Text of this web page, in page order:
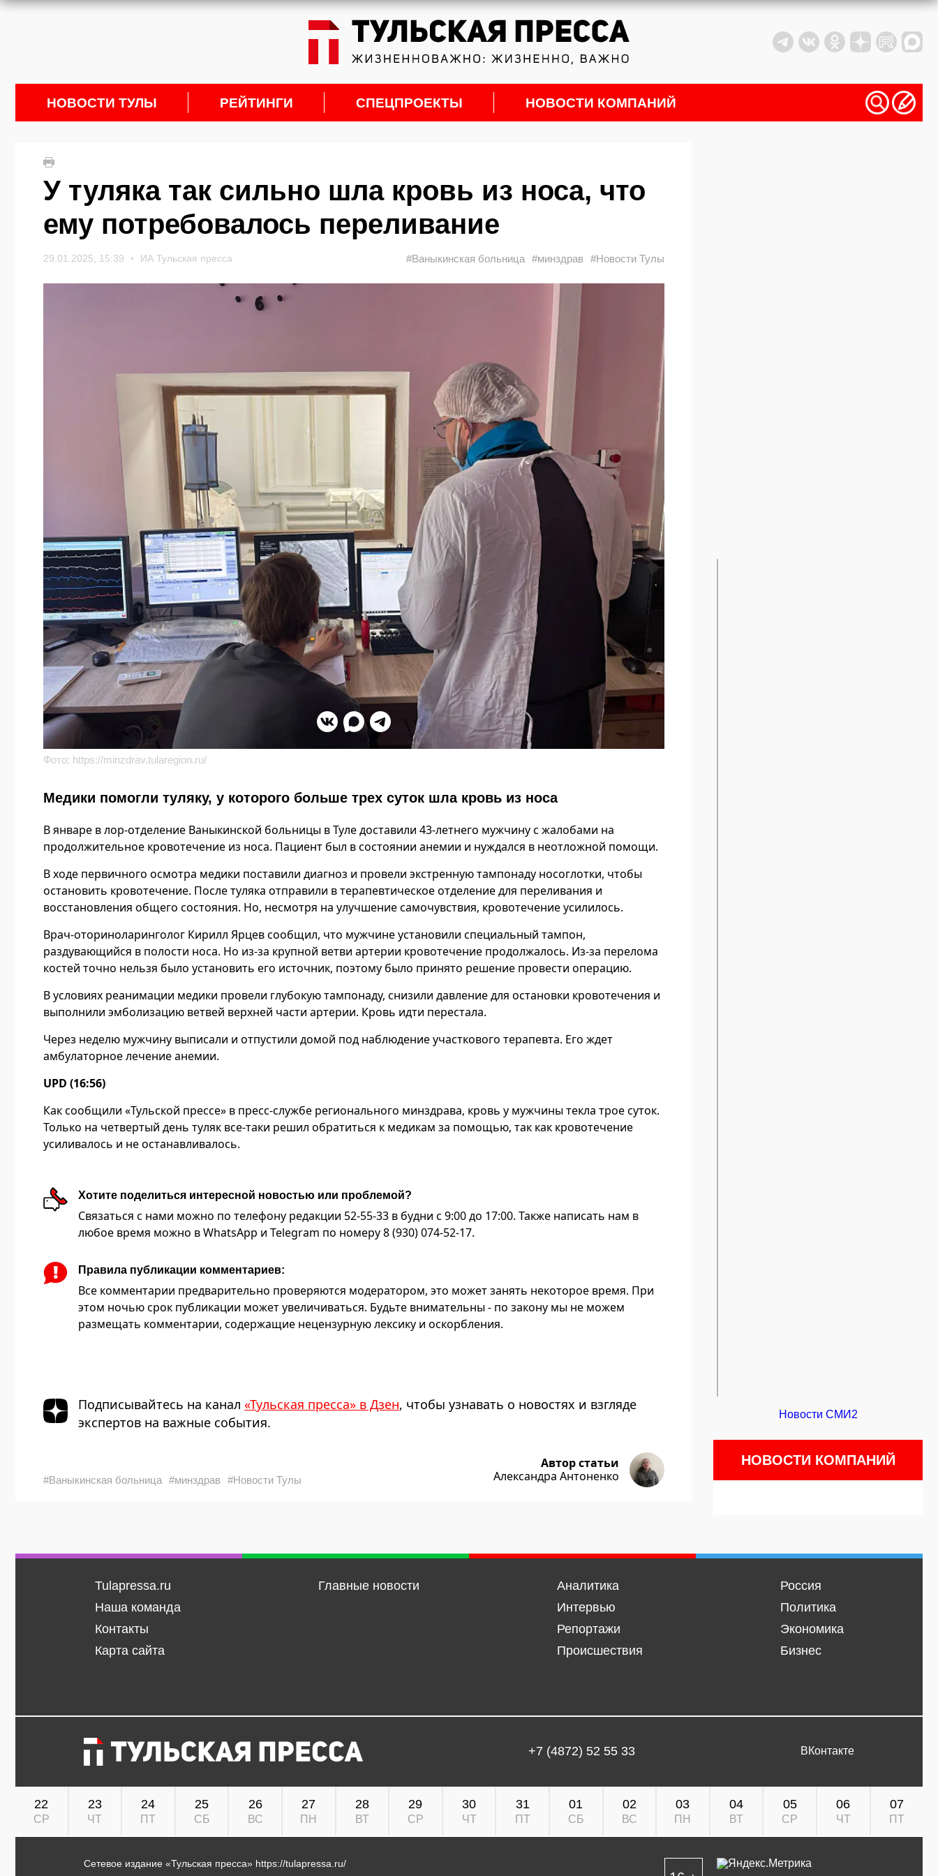
НОВОСТИ ТУЛЫ РЕЙТИНГИ СПЕЦПРОЕКТЫ НОВОСТИ КОМПАНИЙ
У туляка так сильно шла кровь из носа, что
ему потребовалось переливание
29.01.2025, 15:39 ИА Тульская пресса #Ваныкинская больница #минздрав #Новости Тулы
Фото: https://minzdrav.tularegion.ru/
Медики помогли туляку, у которого больше трех суток шла кровь из носа
В январе в лор-отделение Ваныкинской больницы в Туле доставили 43-летнего мужчину с жалобами на
продолжительное кровотечение из носа. Пациент был в состоянии анемии и нуждался в неотложной помощи.
В ходе первичного осмотра медики поставили диагноз и провели экстренную тампонаду носоглотки, чтобы
остановить кровотечение. После туляка отправили в терапевтическое отделение для переливания и
восстановления общего состояния. Но, несмотря на улучшение самочувствия, кровотечение усилилось.
Врач-оториноларинголог Кирилл Ярцев сообщил, что мужчине установили специальный тампон,
раздувающийся в полости носа. Но из-за крупной ветви артерии кровотечение продолжалось. Из-за перелома
костей точно нельзя было установить его источник, поэтому было принято решение провести операцию.
В условиях реанимации медики провели глубокую тампонаду, снизили давление для остановки кровотечения и
выполнили эмболизацию ветвей верхней части артерии. Кровь идти перестала.
Через неделю мужчину выписали и отпустили домой под наблюдение участкового терапевта. Его ждет
амбулаторное лечение анемии.
UPD (16:56)
Как сообщили «Тульской прессе» в пресс-службе регионального минздрава, кровь у мужчины текла трое суток.
Только на четвертый день туляк все-таки решил обратиться к медикам за помощью, так как кровотечение
усиливалось и не останавливалось.
Хотите поделиться интересной новостью или проблемой?
Связаться с нами можно по телефону редакции 52-55-33 в будни с 9:00 до 17:00. Также написать нам в
любое время можно в WhatsApp и Telegram по номеру 8 (930) 074-52-17.
Правила публикации комментариев:
Все комментарии предварительно проверяются модератором, это может занять некоторое время. При
этом ночью срок публикации может увеличиваться. Будьте внимательны - по закону мы не можем
размещать комментарии, содержащие нецензурную лексику и оскорбления.
Подписывайтесь на канал «Тульская пресса» в Дзен, чтобы узнавать о новостях и взгляде
экспертов на важные события.
#Ваныкинская больница #минздрав #Новости Тулы
Автор статьи
Александра Антоненко
Новости СМИ2
НОВОСТИ КОМПАНИЙ
Tulapressa.ru
Наша команда
Контакты
Карта сайта
Главные новости
Аналитика
Интервью
Репортажи
Происшествия
Россия
Политика
Экономика
Бизнес
+7 (4872) 52 55 33 ВКонтакте
22
СР
23
ЧТ
24
ПТ
25
СБ
26
ВС
27
ПН
28
ВТ
29
СР
30
ЧТ
31
ПТ
01
СБ
02
ВС
03
ПН
04
ВТ
05
СР
06
ЧТ
07
ПТ
Сетевое издание «Тульская пресса» https://tulapressa.ru/